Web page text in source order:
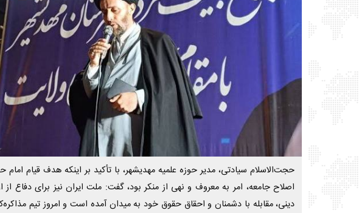
حجت‌الاسلام سیادتی، مدیر حوزه علمیه مهدیشهر، با تأکید بر اینکه هدف قیام
اصلاح جامعه، امر به معروف و نهی از منکر بود، گفت: ملت ایران نیز برای دفاع
دینی، مقابله با دشمنان و احقاق حقوق خود به میدان آمده است و امروز تیم